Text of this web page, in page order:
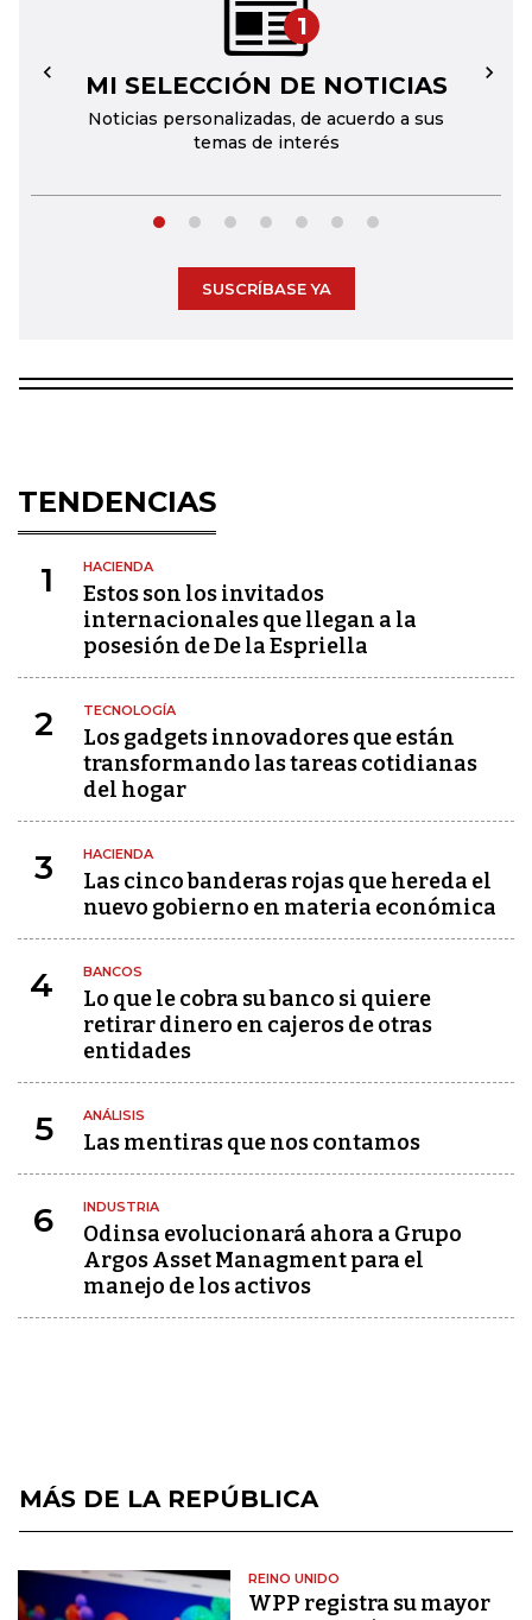
1
MI SELECCIÓN DE NOTICIAS
Noticias personalizadas, de acuerdo a sus
temas de interés
← →
SUSCRÍBASE YA
TENDENCIAS
1 HACIENDA
Estos son los invitados
internacionales que llegan a la
posesión de De la Espriella
2 TECNOLOGÍA
Los gadgets innovadores que están
transformando las tareas cotidianas
del hogar
3 HACIENDA
Las cinco banderas rojas que hereda el
nuevo gobierno en materia económica
4 BANCOS
Lo que le cobra su banco si quiere
retirar dinero en cajeros de otras
entidades
5 ANÁLISIS
Las mentiras que nos contamos
6 INDUSTRIA
Odinsa evolucionará ahora a Grupo
Argos Asset Managment para el
manejo de los activos
MÁS DE LA REPÚBLICA
REINO UNIDO
WPP registra su mayor